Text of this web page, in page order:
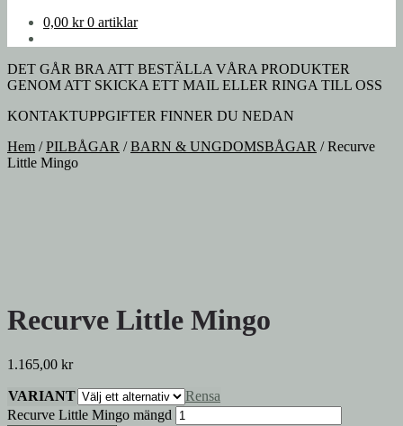
0,00 kr 0 artiklar
DET GÅR BRA ATT BESTÄLLA VÅRA PRODUKTER
GENOM ATT SKICKA ETT MAIL ELLER RINGA TILL OSS
KONTAKTUPPGIFTER FINNER DU NEDAN
Hem /PILBÅGAR /BARN & UNGDOMSBÅGAR /Recurve
Little Mingo
Recurve Little Mingo
1.165,00 kr
VARIANT
Rensa
Recurve Little Mingo mängd